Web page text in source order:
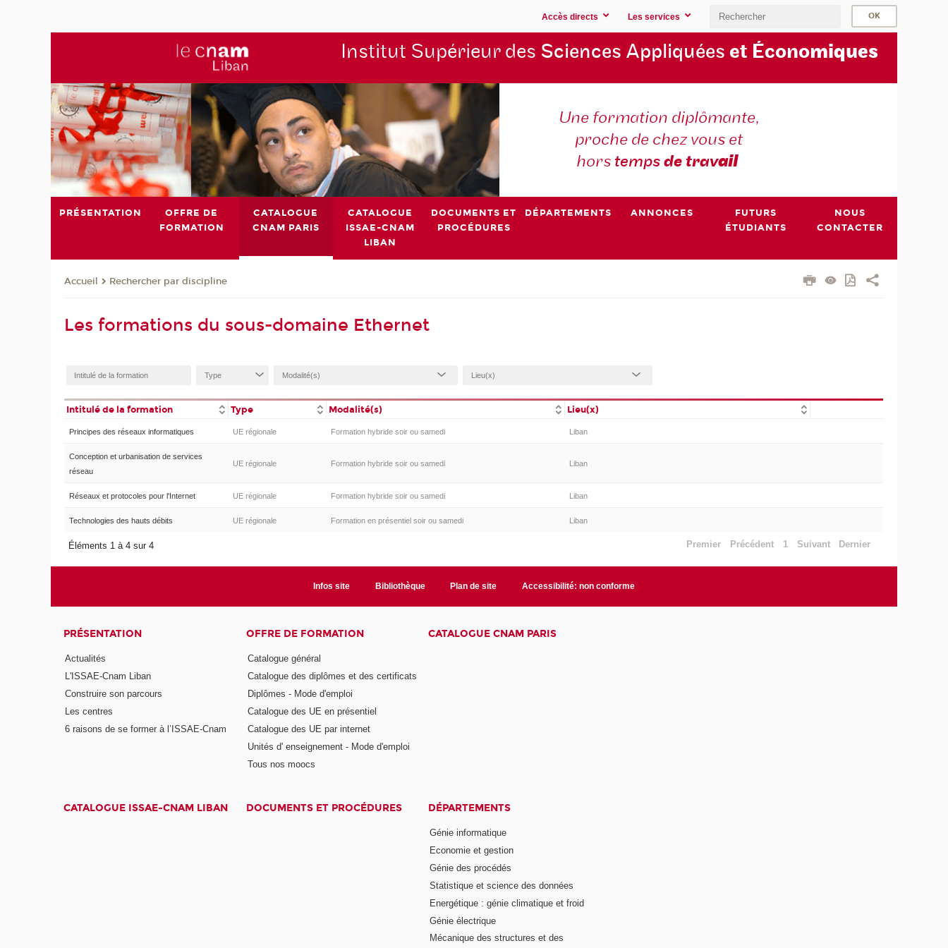
Accès directs Les services
Institut Supérieur des Sciences Appliquées et Économiques
Une formation diplômante,
proche de chez vous et
hors tempsde travail
PRÉSENTATION
OFFRE DE
FORMATION
CATALOGUE
CNAM PARIS
CATALOGUE
ISSAE-CNAM
LIBAN
DOCUMENTS ET
PROCÉDURES
DÉPARTEMENTS ANNONCES
FUTURS
ÉTUDIANTS
NOUS
CONTACTER
Accueil Rechercher par discipline
Les formations du sous-domaine Ethernet
Intitulé de la formation Type Modalité(s) Lieu(x)
Principes des réseaux informatiques UE régionale Formation hybride soir ou samedi Liban
Conception et urbanisation de services
réseau
UE régionale Formation hybride soir ou samedi Liban
Réseaux et protocoles pour l'Internet UE régionale Formation hybride soir ou samedi Liban
Technologies des hauts débits UE régionale Formation en présentiel soir ou samedi Liban
Éléments 1 à 4 sur 4 Premier Précédent 1 Suivant Dernier
Infos site Bibliothèque Plan de site Accessibilité: non conforme
PRÉSENTATION
Actualités
L'ISSAE-Cnam Liban
Construire son parcours
Les centres
6 raisons de se former à l’ISSAE-Cnam
OFFRE DE FORMATION
Catalogue général
Catalogue des diplômes et des certificats
Diplômes - Mode d'emploi
Catalogue des UE en présentiel
Catalogue des UE par internet
Unités d' enseignement - Mode d'emploi
Tous nos moocs
CATALOGUE CNAM PARIS
CATALOGUE ISSAE-CNAM LIBAN DOCUMENTS ET PROCÉDURES DÉPARTEMENTS
Génie informatique
Economie et gestion
Génie des procédés
Statistique et science des données
Energétique : génie climatique et froid
Génie électrique
Mécanique des structures et des